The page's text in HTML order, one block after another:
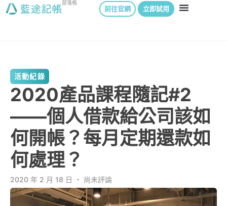
部落格
前往官網 立即試用
活動紀錄
2020產品課程隨記#2
——個人借款給公司該如
何開帳？每月定期還款如
何處理？
2020 年 2 月 18 日 ． 尚未評論